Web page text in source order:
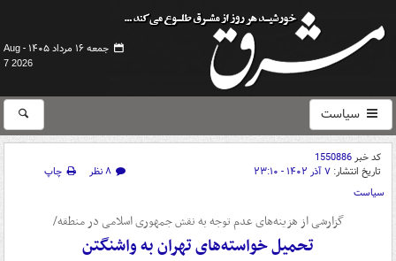
جمعه ۱۶ مرداد ۱۴۰۵ -
Aug
7 2026
سیاست
کد خبر1550886
تاریخ انتشار: ۷ آذر ۱۴۰۲ - ۲۳:۱۰ ۸ نظر
چاپ
سیاست
گزارشی از هزینه‌های عدم توجه به نقش جمهوری اسلامی در منطقه/
تحمیل خواسته‌های تهران به واشنگتن